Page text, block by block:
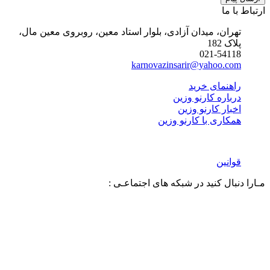
ارتباط با ما
تهران، میدان آزادی، بلوار استاد معین، روبروی معین مال،
پلاک 182
021-54118
karnovazinsarir@yahoo.com
راهنمای خرید
درباره کارنو وزین
اخبار کارنو وزین
همکاری با کارنو وزین
قوانین
مـارا دنبال کنید در شبکه های اجتماعـی :